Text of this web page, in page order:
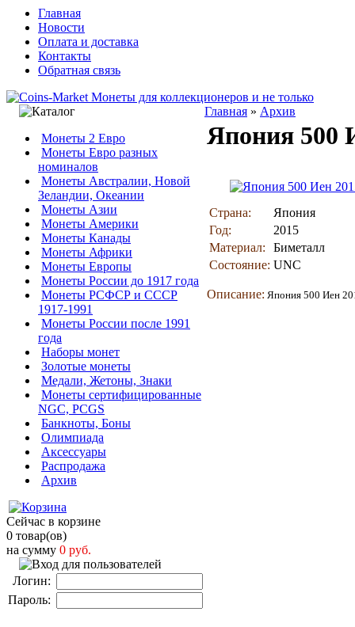
Главная
Новости
Оплата и доставка
Контакты
Обратная связь
Монеты 2 Евро
Монеты Евро разных
номиналов
Монеты Австралии, Новой
Зеландии, Океании
Монеты Азии
Монеты Америки
Монеты Канады
Монеты Африки
Монеты Европы
Монеты России до 1917 года
Монеты РСФСР и СССР
1917-1991
Монеты России после 1991
года
Наборы монет
Золотые монеты
Медали, Жетоны, Знаки
Монеты сертифицированные
NGC, PCGS
Банкноты, Боны
Олимпиада
Аксессуары
Распродажа
Архив
Сейчас в корзине
0 товар(ов)
на сумму 0 руб.
Логин:
Пароль:
Главная » Архив
Япония 500
Страна:
Япония
Год:
2015
Материал:
Биметалл
Состояние: UNC
Описание: Япония 500 Иен